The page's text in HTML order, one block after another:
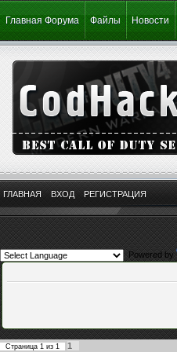
Главная Форума Файлы Новости
ГЛАВНАЯ ВХОД РЕГИСТРАЦИЯ
Powered by
Страница 1 из 1
1